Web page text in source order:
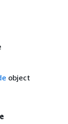
object